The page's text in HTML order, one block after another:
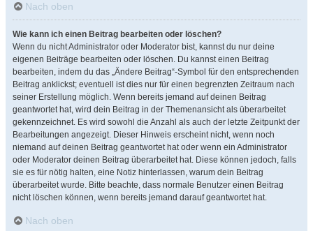
Nach oben
Wie kann ich einen Beitrag bearbeiten oder löschen?
Wenn du nicht Administrator oder Moderator bist, kannst du nur deine
eigenen Beiträge bearbeiten oder löschen. Du kannst einen Beitrag
bearbeiten, indem du das „Ändere Beitrag“-Symbol für den entsprechenden
Beitrag anklickst; eventuell ist dies nur für einen begrenzten Zeitraum nach
seiner Erstellung möglich. Wenn bereits jemand auf deinen Beitrag
geantwortet hat, wird dein Beitrag in der Themenansicht als überarbeitet
gekennzeichnet. Es wird sowohl die Anzahl als auch der letzte Zeitpunkt der
Bearbeitungen angezeigt. Dieser Hinweis erscheint nicht, wenn noch
niemand auf deinen Beitrag geantwortet hat oder wenn ein Administrator
oder Moderator deinen Beitrag überarbeitet hat. Diese können jedoch, falls
sie es für nötig halten, eine Notiz hinterlassen, warum dein Beitrag
überarbeitet wurde. Bitte beachte, dass normale Benutzer einen Beitrag
nicht löschen können, wenn bereits jemand darauf geantwortet hat.
Nach oben